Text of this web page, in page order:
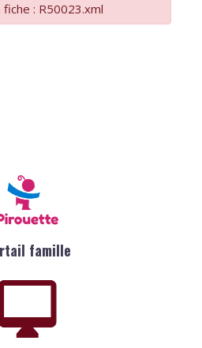
: R50023.xml
famille